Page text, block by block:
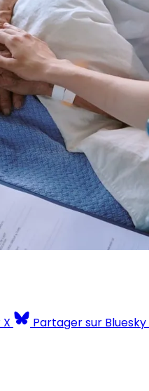
Partager sur Bluesky